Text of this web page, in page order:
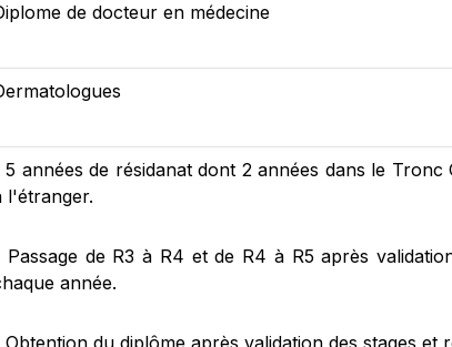
de docteur en médecine
5 années de résidanat dont 2 années dans le
l'étranger.
Passage de R3 à R4 et de R4 à R5 après
année.
Obtention du diplôme après validation des stages et